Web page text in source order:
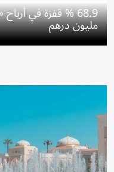
مليون درهم